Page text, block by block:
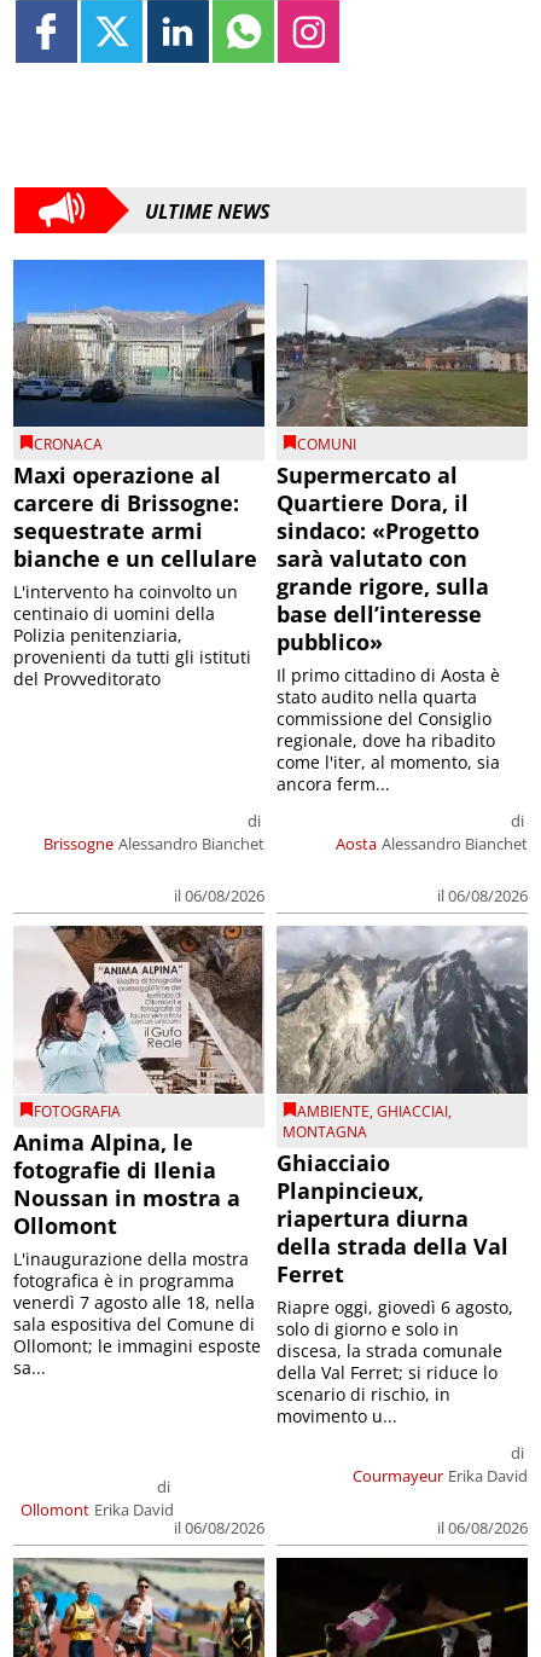
ULTIME NEWS
CRONACA
Maxi operazione al
carcere di Brissogne:
sequestrate armi
bianche e un cellulare
Brissogne
di
Alessandro Bianchet
il 06/08/2026
L'intervento ha coinvolto un
centinaio di uomini della
Polizia penitenziaria,
provenienti da tutti gli istituti
del Provveditorato
COMUNI
Supermercato al
Quartiere Dora, il
sindaco: «Progetto
sarà valutato con
grande rigore, sulla
base dell’interesse
pubblico»
Aosta
di
Alessandro Bianchet
il 06/08/2026
Il primo cittadino di Aosta è
stato audito nella quarta
commissione del Consiglio
regionale, dove ha ribadito
come l'iter, al momento, sia
ancora ferm...
FOTOGRAFIA
Anima Alpina, le
fotografie di Ilenia
Noussan in mostra a
Ollomont
Ollomont
di
Erika David
il 06/08/2026
L'inaugurazione della mostra
fotografica è in programma
venerdì 7 agosto alle 18, nella
sala espositiva del Comune di
Ollomont; le immagini esposte
sa...
AMBIENTE,GHIACCIAI,
MONTAGNA
Ghiacciaio
Planpincieux,
riapertura diurna
della strada della Val
Ferret
Courmayeur
di
Erika David
il 06/08/2026
Riapre oggi, giovedì 6 agosto,
solo di giorno e solo in
discesa, la strada comunale
della Val Ferret; si riduce lo
scenario di rischio, in
movimento u...